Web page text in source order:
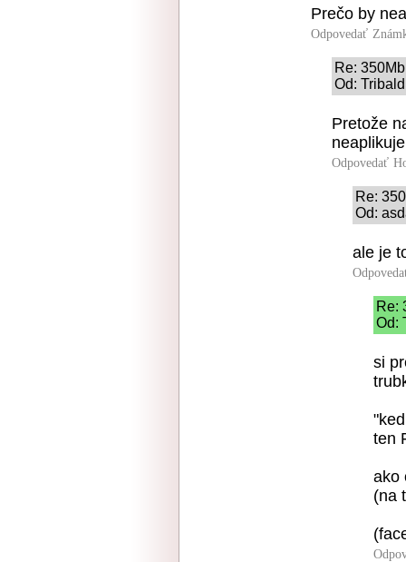
Prečo by
Odpovedať
Re:
Od:
Pretože
Odpovedať
Re:
Od:
ale je
Re:
Od:
si
ten
ako
(na